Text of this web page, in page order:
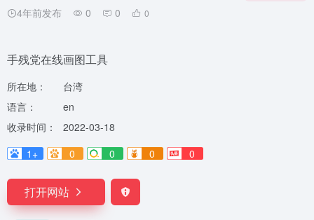
4年前发布 0 0 0
手残党在线画图工具
所在地：
台湾
语言：
en
收录时间：
2022-03-18
1+
0 0 0 0
打开网站